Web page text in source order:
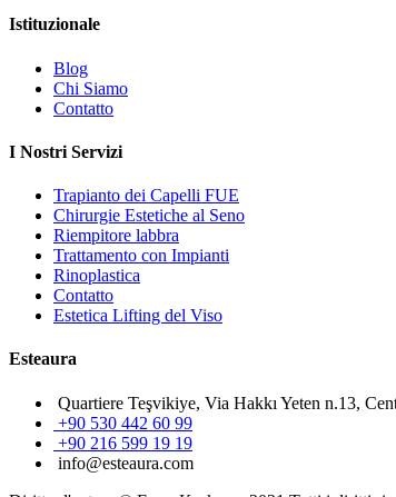
Istituzionale
Blog
Chi Siamo
Contatto
I Nostri Servizi
Trapianto dei Capelli FUE
Chirurgie Estetiche al Seno
Riempitore labbra
Trattamento con Impianti
Rinoplastica
Contatto
Estetica Lifting del Viso
Esteaura
Quartiere Teşvikiye, Via Hakkı Yeten n.13,
+90 530 442 60 99
+90 216 599 19 19
info@esteaura.com